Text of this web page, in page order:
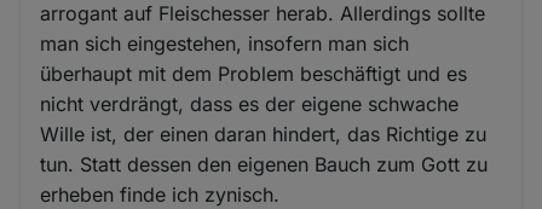
arrogant auf Fleischesser herab. Allerdings sollte
man sich eingestehen, insofern man sich
überhaupt mit dem Problem beschäftigt und es
nicht verdrängt, dass es der eigene schwache
Wille ist, der einen daran hindert, das Richtige zu
tun. Statt dessen den eigenen Bauch zum Gott zu
erheben finde ich zynisch.